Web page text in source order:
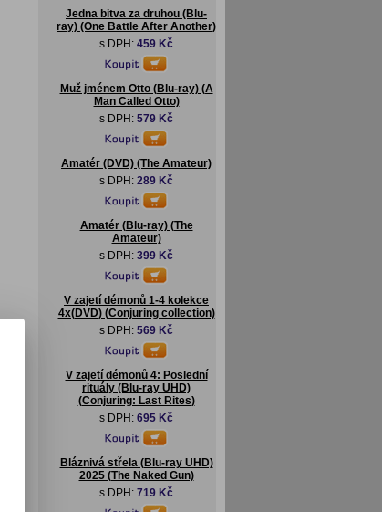
Jedna bitva za druhou (Blu-
ray) (One Battle After Another)
s DPH: 459 Kč
Muž jménem Otto (Blu-ray) (A
Man Called Otto)
s DPH: 579 Kč
Amatér (DVD) (The Amateur)
s DPH: 289 Kč
Amatér (Blu-ray) (The
Amateur)
s DPH: 399 Kč
V zajetí démonů 1-4 kolekce
4x(DVD) (Conjuring collection)
s DPH: 569 Kč
V zajetí démonů 4: Poslední
rituály (Blu-ray UHD)
(Conjuring: Last Rites)
s DPH: 695 Kč
Bláznivá střela (Blu-ray UHD)
2025 (The Naked Gun)
s DPH: 719 Kč